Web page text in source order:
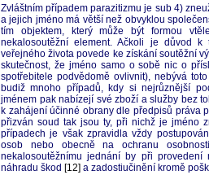
Zvláštním případem parazitizmu je sub 4)
a jejich jméno má větší než obvyklou
tím objektem, který může být formou
nekalosoutěžní element. Ačkoli je důvod
veřejného života povede ke získání soutěžní
skutečnost, že jméno samo o sobě nic o
spotřebitele podvědomě ovlivnit), nebývá
budiž mnoho případů, kdy si nejrůznější
jménem pak nabízejí své zboží a služby bez
k zahájení účinné obrany dle předpisů práva
přizván soud tak jsou ty, při nichž je jméno
případech je však zpravidla vždy
osob nebo obecně na ochranu
nekalosoutěžnímu jednání by při
náhradu škod [12] a zadostiučinění kromě